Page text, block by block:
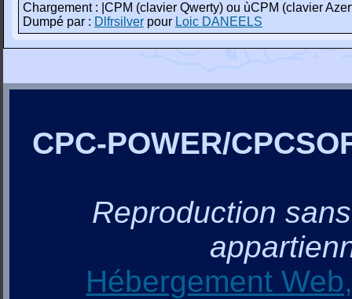
Chargement : |CPM (clavier Qwerty) ou ùCPM (clavier
Dumpé par : Dlfrsilver pour Loic DANEELS
CPC-POWER/
Reproduction
Hébergement